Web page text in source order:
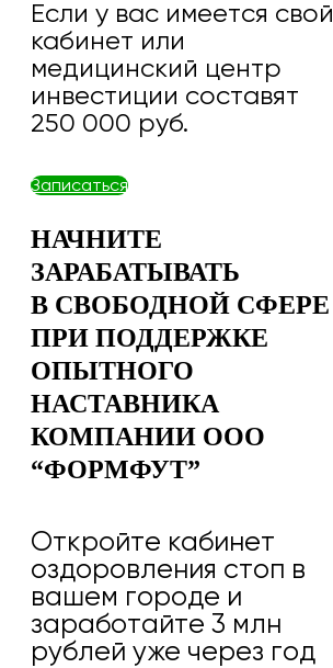
Если у вас имеется свой
кабинет или
медицинский центр
инвестиции составят
250 000 руб.
Записаться
НАЧНИТЕ
ЗАРАБАТЫВАТЬ
В СВОБОДНОЙ СФЕРЕ
ПРИ ПОДДЕРЖКЕ
ОПЫТНОГО
НАСТАВНИКА
КОМПАНИИ ООО
“ФОРМФУТ”
Откройте кабинет
оздоровления стоп в
вашем городе и
заработайте 3 млн
рублей уже через год